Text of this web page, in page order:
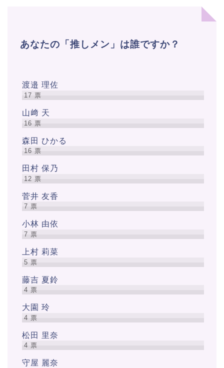
あなたの「推しメン」は誰ですか？
渡邉 理佐
17 票
山﨑 天
16 票
森田 ひかる
16 票
田村 保乃
12 票
菅井 友香
7 票
小林 由依
7 票
上村 莉菜
5 票
藤吉 夏鈴
4 票
大園 玲
4 票
松田 里奈
4 票
守屋 麗奈